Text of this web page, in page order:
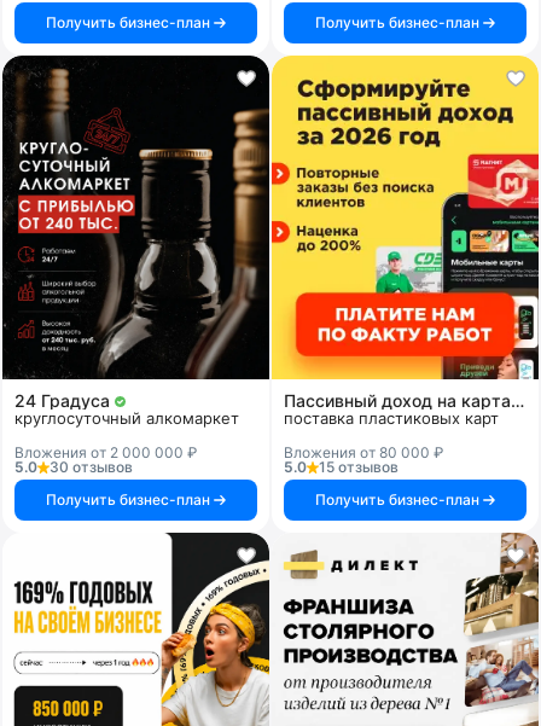
Получить бизнес-план
Получить бизнес-план
24 Градуса
круглосуточный алкомаркет
Вложения от 2 000 000 ₽
5.0
30 отзывов
Получить бизнес-план
Пассивный доход на картах и системах
поставка пластиковых карт
Вложения от 80 000 ₽
5.0
15 отзывов
Получить бизнес-план